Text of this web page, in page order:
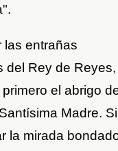
las entrañas
del Rey de
el abrigo
Madre. Si
la mirada